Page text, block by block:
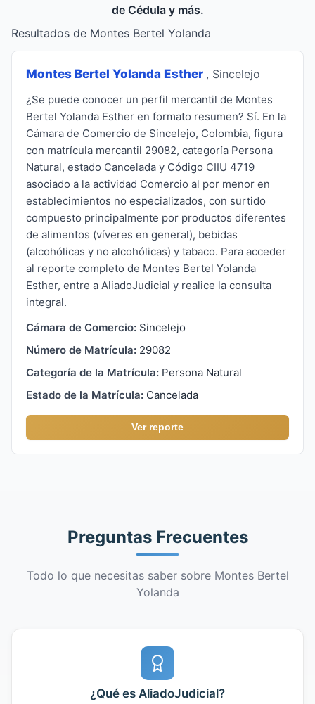
de Cédula y más.
Resultados de Montes Bertel Yolanda
Montes Bertel Yolanda Esther , Sincelejo
¿Se puede conocer un perfil mercantil de Montes
Bertel Yolanda Esther en formato resumen? Sí. En la
Cámara de Comercio de Sincelejo, Colombia, figura
con matrícula mercantil 29082, categoría Persona
Natural, estado Cancelada y Código CIIU 4719
asociado a la actividad Comercio al por menor en
establecimientos no especializados, con surtido
compuesto principalmente por productos diferentes
de alimentos (víveres en general), bebidas
(alcohólicas y no alcohólicas) y tabaco. Para acceder
al reporte completo de Montes Bertel Yolanda
Esther, entre a AliadoJudicial y realice la consulta
integral.
Cámara de Comercio: Sincelejo
Número de Matrícula: 29082
Categoría de la Matrícula: Persona Natural
Estado de la Matrícula: Cancelada
Ver reporte
Preguntas Frecuentes
Todo lo que necesitas saber sobre Montes Bertel
Yolanda
¿Qué es AliadoJudicial?